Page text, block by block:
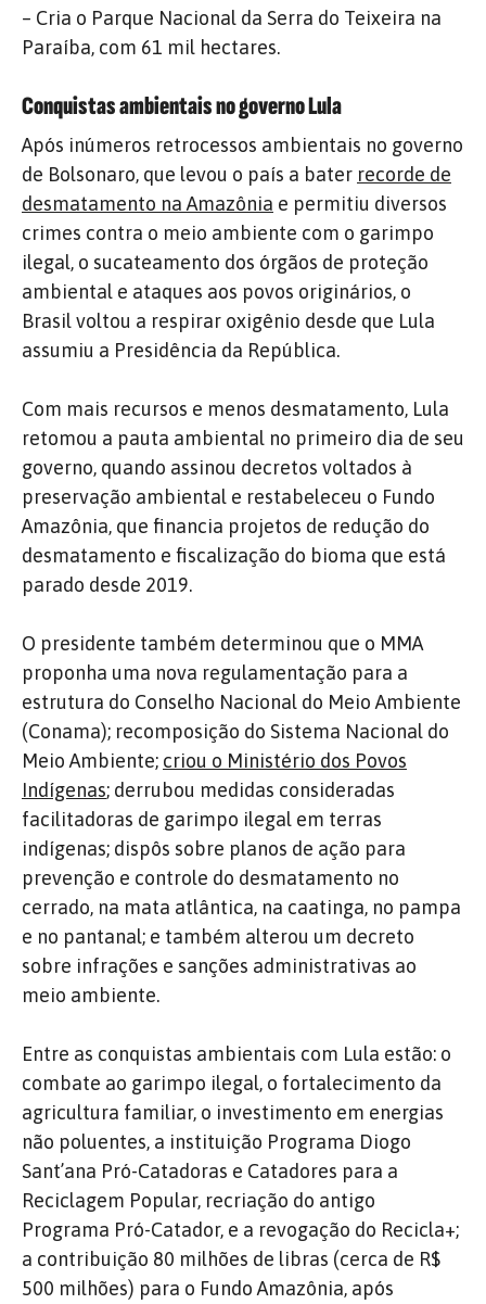
– Cria o Parque Nacional da Serra do Teixeira na
Paraíba, com 61 mil hectares.
Conquistas ambientais no governo Lula
Após inúmeros retrocessos ambientais no governo
de Bolsonaro, que levou o país a bater recorde de
desmatamento na Amazônia e permitiu diversos
crimes contra o meio ambiente com o garimpo
ilegal, o sucateamento dos órgãos de proteção
ambiental e ataques aos povos originários, o
Brasil voltou a respirar oxigênio desde que Lula
assumiu a Presidência da República.
Com mais recursos e menos desmatamento, Lula
retomou a pauta ambiental no primeiro dia de seu
governo, quando assinou decretos voltados à
preservação ambiental e restabeleceu o Fundo
Amazônia, que financia projetos de redução do
desmatamento e fiscalização do bioma que está
parado desde 2019.
O presidente também determinou que o MMA
proponha uma nova regulamentação para a
estrutura do Conselho Nacional do Meio Ambiente
(Conama); recomposição do Sistema Nacional do
Meio Ambiente; criou o Ministério dos Povos
Indígenas; derrubou medidas consideradas
facilitadoras de garimpo ilegal em terras
indígenas; dispôs sobre planos de ação para
prevenção e controle do desmatamento no
cerrado, na mata atlântica, na caatinga, no pampa
e no pantanal; e também alterou um decreto
sobre infrações e sanções administrativas ao
meio ambiente.
Entre as conquistas ambientais com Lula estão: o
combate ao garimpo ilegal, o fortalecimento da
agricultura familiar, o investimento em energias
não poluentes, a instituição Programa Diogo
Sant’ana Pró-Catadoras e Catadores para a
Reciclagem Popular, recriação do antigo
Programa Pró-Catador, e a revogação do Recicla+;
a contribuição 80 milhões de libras (cerca de R$
500 milhões) para o Fundo Amazônia, após